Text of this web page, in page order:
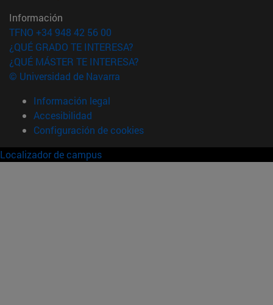
Información
TFNO +34 948 42 56 00
¿QUÉ GRADO TE INTERESA?
¿QUÉ MÁSTER TE INTERESA?
© Universidad de Navarra
Información legal
Accesibilidad
Configuración de cookies
Localizador de campus